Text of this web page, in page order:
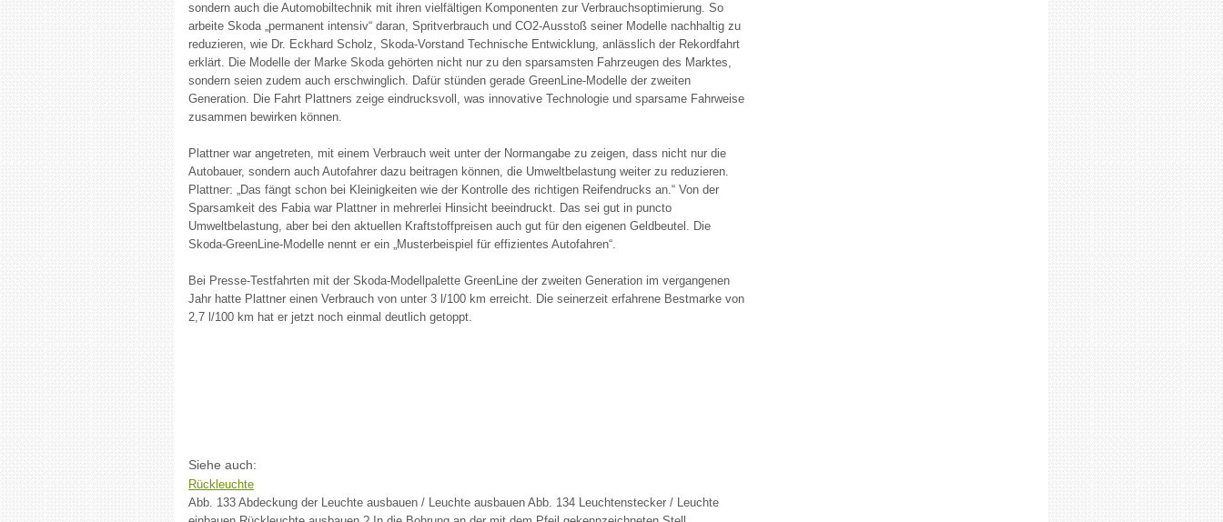
sondern auch die Automobiltechnik mit ihren vielfältigen Komponenten zur Verbrauchsoptimierung. So
arbeite Skoda „permanent intensiv“ daran, Spritverbrauch und CO2-Ausstoß seiner Modelle nachhaltig zu
reduzieren, wie Dr. Eckhard Scholz, Skoda-Vorstand Technische Entwicklung, anlässlich der Rekordfahrt
erklärt. Die Modelle der Marke Skoda gehörten nicht nur zu den sparsamsten Fahrzeugen des Marktes,
sondern seien zudem auch erschwinglich. Dafür stünden gerade GreenLine-Modelle der zweiten
Generation. Die Fahrt Plattners zeige eindrucksvoll, was innovative Technologie und sparsame Fahrweise
zusammen bewirken können.
Plattner war angetreten, mit einem Verbrauch weit unter der Normangabe zu zeigen, dass nicht nur die
Autobauer, sondern auch Autofahrer dazu beitragen können, die Umweltbelastung weiter zu reduzieren.
Plattner: „Das fängt schon bei Kleinigkeiten wie der Kontrolle des richtigen Reifendrucks an.“ Von der
Sparsamkeit des Fabia war Plattner in mehrerlei Hinsicht beeindruckt. Das sei gut in puncto
Umweltbelastung, aber bei den aktuellen Kraftstoffpreisen auch gut für den eigenen Geldbeutel. Die
Skoda-GreenLine-Modelle nennt er ein „Musterbeispiel für effizientes Autofahren“.
Bei Presse-Testfahrten mit der Skoda-Modellpalette GreenLine der zweiten Generation im vergangenen
Jahr hatte Plattner einen Verbrauch von unter 3 l/100 km erreicht. Die seinerzeit erfahrene Bestmarke von
2,7 l/100 km hat er jetzt noch einmal deutlich getoppt.
Siehe auch:
Rückleuchte
Abb. 133 Abdeckung der Leuchte ausbauen / Leuchte ausbauen Abb. 134 Leuchtenstecker / Leuchte